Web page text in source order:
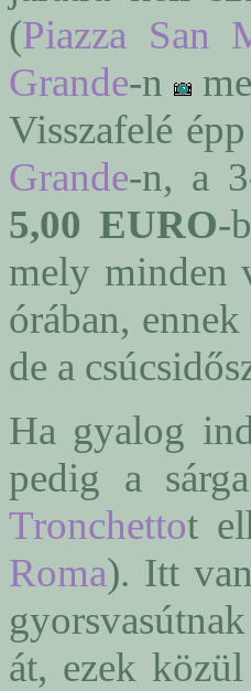
(Piazza San
Grande-n
Visszafelé
Grande-n, a
5,00 EURO-
mely minden
órában, ennek
de a
Ha gyalog
pedig a
Tronchettot
Roma). Itt
át, ezek